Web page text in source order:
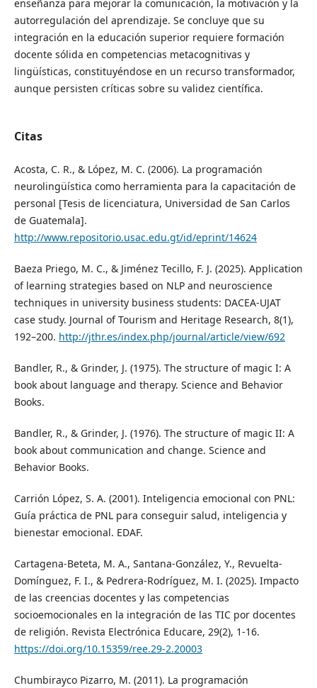
enseñanza para mejorar la comunicación, la motivación y la
autorregulación del aprendizaje. Se concluye que su
integración en la educación superior requiere formación
docente sólida en competencias metacognitivas y
lingüísticas, constituyéndose en un recurso transformador,
aunque persisten críticas sobre su validez científica.
Citas
Acosta, C. R., & López, M. C. (2006). La programación
neurolingüística como herramienta para la capacitación de
personal [Tesis de licenciatura, Universidad de San Carlos
de Guatemala].
http://www.repositorio.usac.edu.gt/id/eprint/14624
Baeza Priego, M. C., & Jiménez Tecillo, F. J. (2025). Application
of learning strategies based on NLP and neuroscience
techniques in university business students: DACEA-UJAT
case study. Journal of Tourism and Heritage Research, 8(1),
192–200. http://jthr.es/index.php/journal/article/view/692
Bandler, R., & Grinder, J. (1975). The structure of magic I: A
book about language and therapy. Science and Behavior
Books.
Bandler, R., & Grinder, J. (1976). The structure of magic II: A
book about communication and change. Science and
Behavior Books.
Carrión López, S. A. (2001). Inteligencia emocional con PNL:
Guía práctica de PNL para conseguir salud, inteligencia y
bienestar emocional. EDAF.
Cartagena-Beteta, M. A., Santana-González, Y., Revuelta-
Domínguez, F. I., & Pedrera-Rodríguez, M. I. (2025). Impacto
de las creencias docentes y las competencias
socioemocionales en la integración de las TIC por docentes
de religión. Revista Electrónica Educare, 29(2), 1-16.
https://doi.org/10.15359/ree.29-2.20003
Chumbirayco Pizarro, M. (2011). La programación